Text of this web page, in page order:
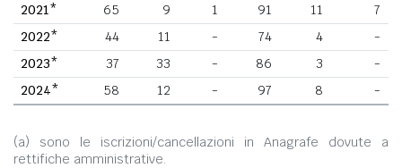
2021*
65 9 1 91 11
7
2022*
44 11 - 74 4
-
2023*
37 33 - 86 3
-
2024*
58 12 - 97 8 -
(a) sono le iscrizioni/cancellazioni in Anagrafe dovute a
rettifiche amministrative.